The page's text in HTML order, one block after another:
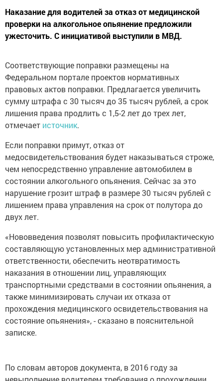
Наказание для водителей за отказ от медицинской
проверки на алкогольное опьянение предложили
ужесточить. С инициативой выступили в МВД.
Соответствующие поправки размещены на
Федеральном портале проектов нормативных
правовых актов поправки. Предлагается увеличить
сумму штрафа с 30 тысяч до 35 тысяч рублей, а срок
лишения права продлить с 1,5-2 лет до трех лет,
отмечает источник.
Если поправки примут, отказ от
медосвидетельствования будет наказываться строже,
чем непосредственно управление автомобилем в
состоянии алкогольного опьянения. Сейчас за это
нарушение грозит штраф в размере 30 тысяч рублей с
лишением права управления на срок от полутора до
двух лет.
«Нововведения позволят повысить профилактическую
составляющую установленных мер административной
ответственности, обеспечить неотвратимость
наказания в отношении лиц, управляющих
транспортными средствами в состоянии опьянения, а
также минимизировать случаи их отказа от
прохождения медицинского освидетельствования на
состояние опьянения», - сказано в пояснительной
записке.
По словам авторов документа, в 2016 году за